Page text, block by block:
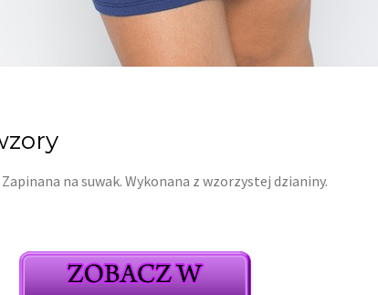
na suwak. Wykonana z wzorzystej dzianiny.